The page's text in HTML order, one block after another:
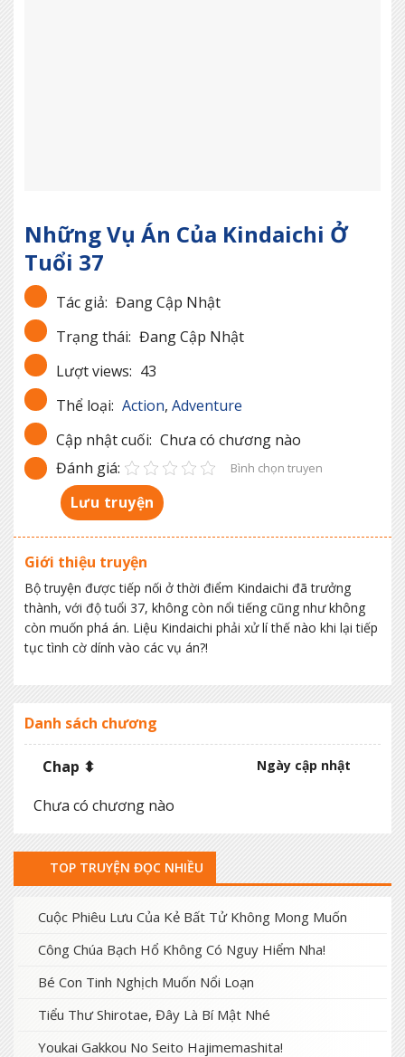
Những Vụ Án Của Kindaichi Ở
Tuổi 37
Tác giả: Đang Cập Nhật
Trạng thái: Đang Cập Nhật
Lượt views: 43
Thể loại: Action, Adventure
Cập nhật cuối: Chưa có chương nào
Đánh giá:
Bình chọn truyen
Lưu truyện
Giới thiệu truyện
Bộ truyện được tiếp nối ở thời điểm Kindaichi đã trưởng
thành, với độ tuổi 37, không còn nổi tiếng cũng như không
còn muốn phá án. Liệu Kindaichi phải xử lí thế nào khi lại tiếp
tục tình cờ dính vào các vụ án?!
Danh sách chương
Chap ⬍ Ngày cập nhật
Chưa có chương nào
TOP TRUYỆN ĐỌC NHIỀU
Cuộc Phiêu Lưu Của Kẻ Bất Tử Không Mong Muốn
Công Chúa Bạch Hổ Không Có Nguy Hiểm Nha!
Bé Con Tinh Nghịch Muốn Nổi Loạn
Tiểu Thư Shirotae, Đây Là Bí Mật Nhé
Youkai Gakkou No Seito Hajimemashita!